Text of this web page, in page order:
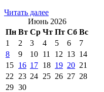
Читать далее
Июнь 2026
Пн Вт Ср Чт Пт Сб Вс
1
2 3 4 5 6
7
8
9 10 11 12 13 14
15 16 17 18 19 20 21
22
23 24 25 26 27 28
29 30